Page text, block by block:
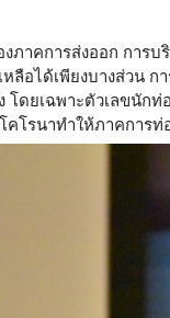
ภาคการส่งออก การ
ลือได้เพียงบางส่วน
โดยเฉพาะตัวเลขนัก
คโรนาทำให้ภาคการ